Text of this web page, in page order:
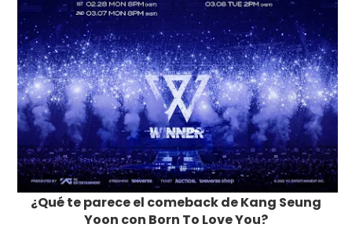
¿Qué te parece el comeback de Kang Seung
Yoon con Born To Love You?